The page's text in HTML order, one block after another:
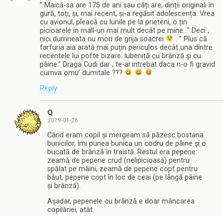
” Maică-sa are 175 de ani sau câți are, dinții originali în
gură, toți, și, mai recent, și-a regăsit adolescența. Vrea
cu avionul, pleacă cu lunile pe la prieteni, o țin
picioarele în mall-uri mai mult decât pe mine…” Deci ,
nici dumneata nu mori de grija soacrei
. ” Plus că
farfuria aia arată mai puțin periculos decât una dintre
recentele lui pofte bizare: lubeniță cu brânză și cu
pâine.” Draga Cudi dar , te-ai intrebat daca n-o fi gravid
cumva omu’ dumitale ???
Reply
Q
2019-01-26
Când eram copil și mergeam să păzesc bostana
bunicilor, îmi punea bunica un codru de pâine și o
bucată de brânză în traistă. Restul era pepene:
zeamă de pepene crud (nelipicioasă) pentru
spălat pe mâini, zeamă de pepene copt pentru
băut, pepene copt în loc de ceai (pe lângă pâine
și brânză).
Așadar, pepenele cu brânză e doar mâncarea
copilăriei, atât.